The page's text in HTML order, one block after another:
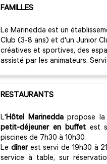
FAMILLES
Le Marinedda est un
Club (3-8 ans) et d'un Junior
créatives et sportives, des
assisté par les animateurs.
RESTAURANTS
L'Hôtel Marineddapropose la
petit-déjeuner en buffetest
piscines de 7h30 à 10h30.
Le dînerest servi de 19h30 à
service à table, sur